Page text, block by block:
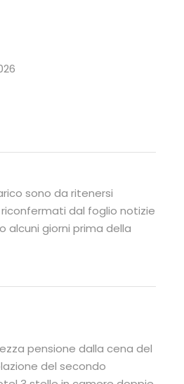
sono da ritenersi
dal foglio notizie
alcuni giorni prima della
pensione dalla cena del
del secondo